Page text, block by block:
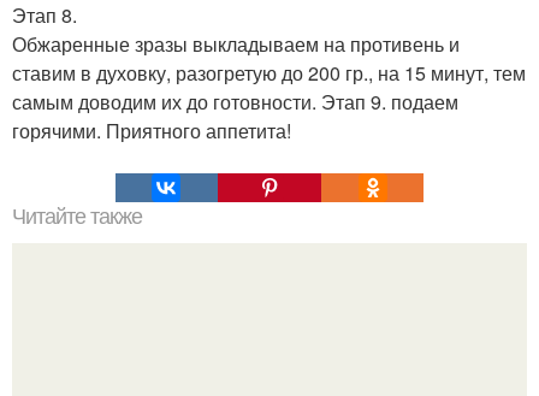
Этап 8.
Обжаренные зразы выкладываем на противень и
ставим в духовку, разогретую до 200 гр., на 15 минут, тем
самым доводим их до готовности. Этап 9. подаем
горячими. Приятного аппетита!
Читайте также